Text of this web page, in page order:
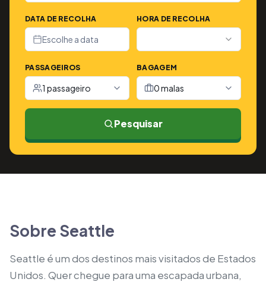
DATA DE RECOLHA
Escolhe a data
HORA DE RECOLHA
PASSAGEIROS
1 passageiro
BAGAGEM
0 malas
Pesquisar
Sobre Seattle
Seattle é um dos destinos mais visitados de Estados
Unidos. Quer chegue para uma escapada urbana,